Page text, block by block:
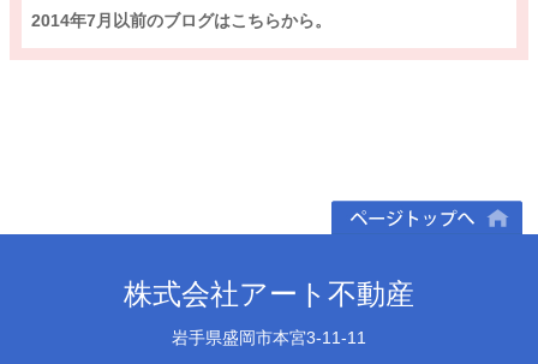
2014年7月以前のブログはこちらから。
株式会社アート不動産
岩手県盛岡市本宮3-11-11